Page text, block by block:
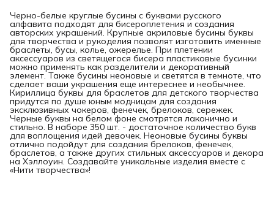
Черно-белые круглые бусины с буквами русского
алфавита подходят для бисероплетения и создания
авторских украшений. Крупные акриловые бусины буквы
для творчества и рукоделия позволят изготовить именные
браслеты, бусы, колье, ожерелье. При плетении
аксессуаров из светящегося бисера пластиковые бусинки
можно применять как разделители и декоративный
элемент. Также бусины неоновые и светятся в темноте, что
сделает ваши украшения еще интереснее и необычнее.
Кириллица буквы для браслетов для детского творчества
придутся по душе юным модницам для создания
эксклюзивных чокеров, фенечек, брелоков, сережек.
Черные буквы на белом фоне смотрятся лаконично и
стильно. В наборе 350 шт. - достаточное количество букв
для воплощения идей девочек. Неоновые бусины буквы
отлично подойдут для создания брелоков, фенечек,
браслетов, а также других стильных аксессуаров и декора
на Хэллоуин. Создавайте уникальные изделия вместе с
«Нити творчества»!